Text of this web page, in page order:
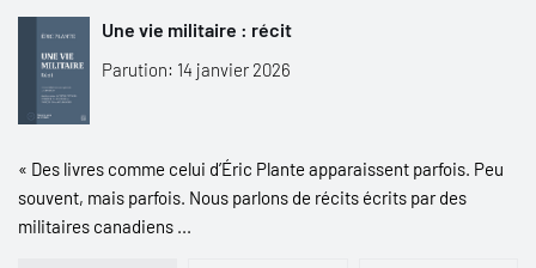
Une vie militaire : récit
Parution: 14 janvier 2026
« Des livres comme celui d’Éric Plante apparaissent parfois. Peu
souvent, mais parfois. Nous parlons de récits écrits par des
militaires canadiens ...